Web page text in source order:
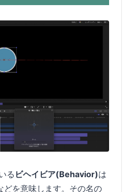
る ビヘイビア(Behavior)は
どを意味します。その名の